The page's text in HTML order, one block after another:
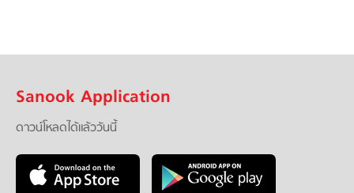
Sanook Application
ดาวน์โหลดได้แล้ววันนี้